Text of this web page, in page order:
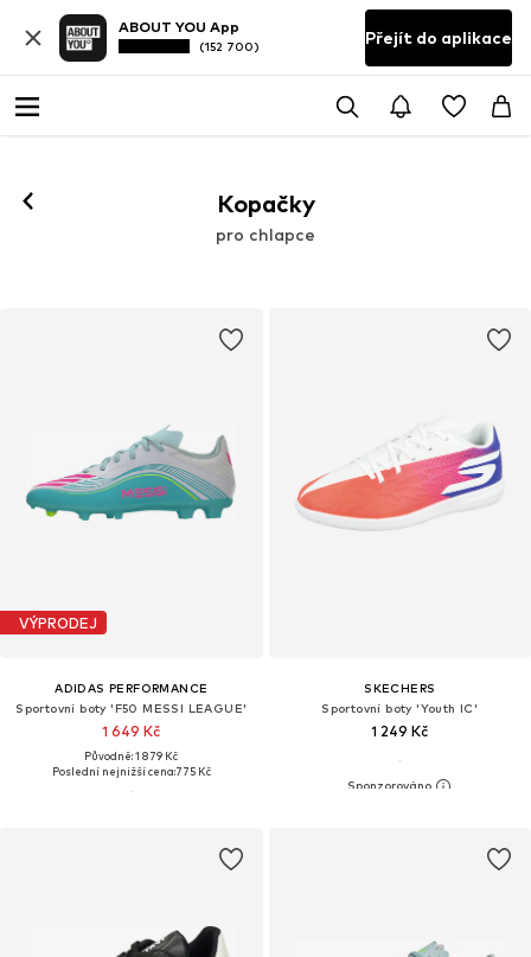
ABOUT YOU App
(152 700) Přejít do aplikace
Kopačky
pro chlapce
VÝPRODEJ
ADIDAS PERFORMANCE
Sportovní boty 'F50 MESSI LEAGUE'
1 649 Kč
Původně: 1 879 Kč
Poslední nejnižší cena:775 Kč
SKECHERS
Sportovní boty 'Youth IC'
1 249 Kč